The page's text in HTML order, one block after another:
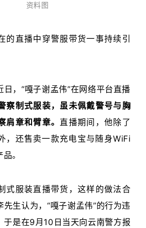
资料图
的直播中穿警服带货一事持续引
日，“嘎子谢孟伟”在网络平台直播
察制式服装，虽未佩戴警号与胸
肩章和臂章。 直播期间，他除了
，还售卖一款充电宝与随身WiFi
。
式服装直播带货，这样的做法合
生认为，“嘎子谢孟伟”的行为违
于是在9月10日当天向云南警方报